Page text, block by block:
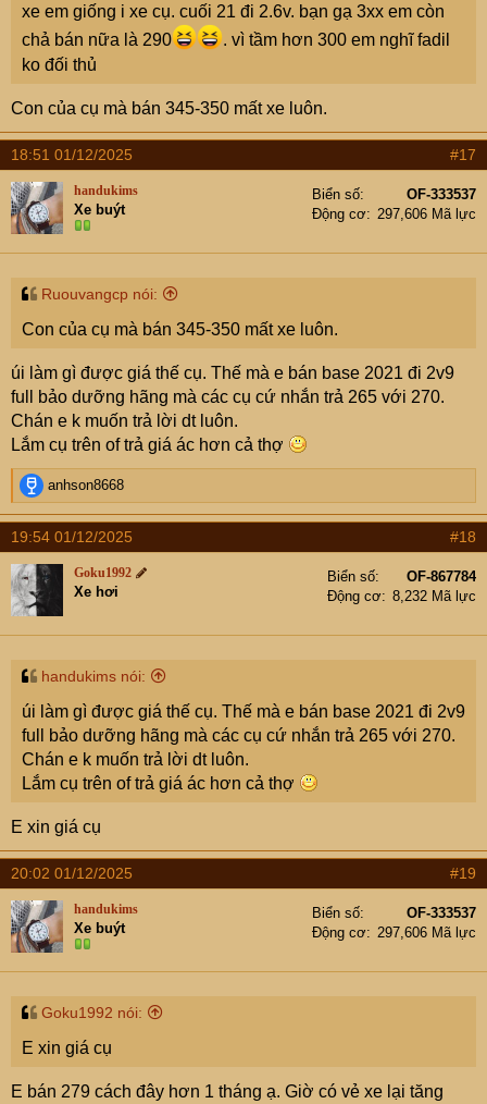
xe em giống i xe cụ. cuối 21 đi 2.6v. bạn gạ 3xx em còn
chả bán nữa là 290
. vì tầm hơn 300 em nghĩ fadil
ko đối thủ
Con của cụ mà bán 345-350 mất xe luôn.
18:51 01/12/2025 #17
handukims
Xe buýt
Biển số
OF-333537
Động cơ
297,606 Mã lực
Ruouvangcp nói:
Con của cụ mà bán 345-350 mất xe luôn.
úi làm gì được giá thế cụ. Thế mà e bán base 2021 đi 2v9
full bảo dưỡng hãng mà các cụ cứ nhắn trả 265 với 270.
Chán e k muốn trả lời dt luôn.
Lắm cụ trên of trả giá ác hơn cả thợ
R
e
a
c
t
i
n
s
anhson8668
19:54 01/12/2025 #18
Goku1992
Xe hơi
Biển số
OF-867784
Động cơ
8,232 Mã lực
handukims nói:
úi làm gì được giá thế cụ. Thế mà e bán base 2021 đi 2v9
full bảo dưỡng hãng mà các cụ cứ nhắn trả 265 với 270.
Chán e k muốn trả lời dt luôn.
Lắm cụ trên of trả giá ác hơn cả thợ
E xin giá cụ
20:02 01/12/2025 #19
handukims
Xe buýt
Biển số
OF-333537
Động cơ
297,606 Mã lực
Goku1992 nói:
E xin giá cụ
E bán 279 cách đây hơn 1 tháng ạ. Giờ có vẻ xe lại tăng